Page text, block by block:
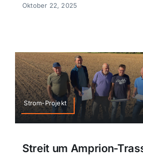
Oktober 22, 2025
Strom-Projekt
Streit um Amprion-